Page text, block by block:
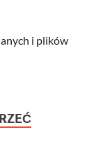
i plików